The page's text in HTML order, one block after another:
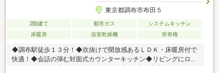
東京都調布市布田５
2階建て 都市ガス
システムキッチン
床暖房
浴室乾燥機 所有権
◆調布駅徒歩１３分！◆吹抜けで開放感あるＬＤＫ・床暖房付で
快適！◆会話の弾む対面式カウンターキッチン◆リビングにロン
グカウンター付◆ＤＩＹを楽しめるお庭付♪◆大容量のＷＩＣ・